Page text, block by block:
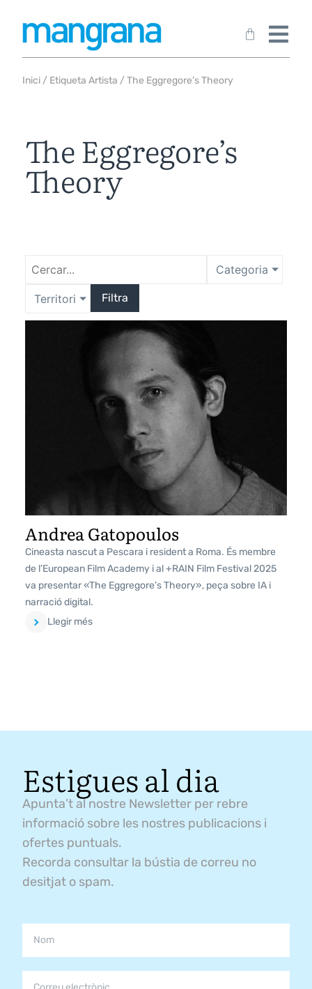
Inici / Etiqueta Artista / The Eggregore’s Theory
The Eggregore’s
Theory
Categoria
Territori Filtra
Andrea Gatopoulos
Cineasta nascut a Pescara i resident a Roma. És membre
de l’European Film Academy i al +RAIN Film Festival 2025
va presentar «The Eggregore’s Theory», peça sobre IA i
narració digital.
Llegir més
Estigues al dia
Apunta’t al nostre Newsletter per rebre
informació sobre les nostres publicacions i
ofertes puntuals.
Recorda consultar la bústia de correu no
desitjat o spam.